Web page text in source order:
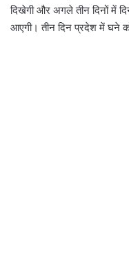
दिखेगी और अगले तीन दिनों में
आएगी। तीन दिन प्रदेश में घने